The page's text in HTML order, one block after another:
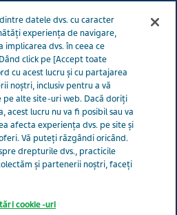
Toate povestile
regândesc pozitiv după un infarct
prin care am
un infarct
datele dvs. cu caracter
experiența de navigare,
implicarea dvs. în ceea ce
click pe [Accept toate
cu acest lucru și cu partajarea
noștri, inclusiv pentru a vă
alte site-uri web. Dacă doriți
acest lucru nu va fi posibil sau va
afecta experiența dvs. pe site și
Vă puteți răzgândi oricând.
drepturile dvs., practicile
și partenerii noștri, faceți
cookie-uri